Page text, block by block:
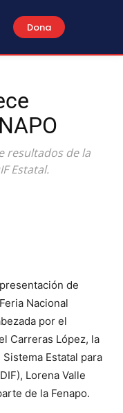
Dona
resultados de la
Estatal.
de
Nacional
por el
Carreras López, la
Estatal para
Lorena Valle
de la Fenapo.